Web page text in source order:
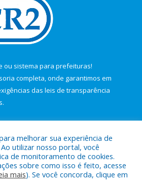
ou sistema para prefeituras!
completa, onde garantimos em
das leis de transparência
a Câmara Municipal de Maracanã.
melhorar sua experiência de
utilizar nosso portal, você
de monitoramento de cookies.
sobre como isso é feito, acesse
mais). Se você concorda, clique em